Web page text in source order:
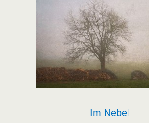
Im Nebel